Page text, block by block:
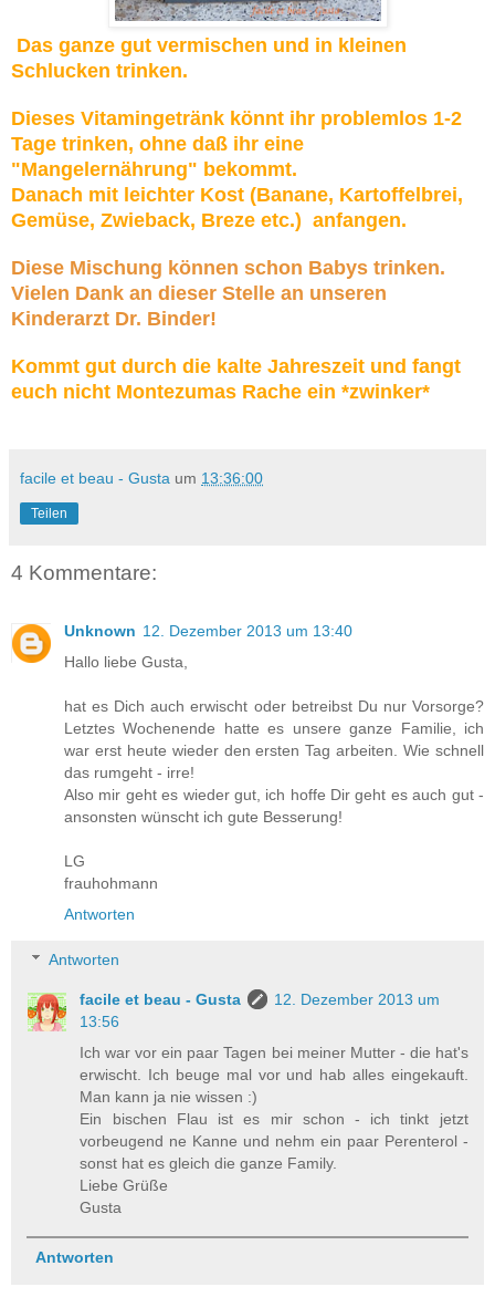
Das ganze gut vermischen und in kleinen
Schlucken trinken.
Dieses Vitamingetränk könnt ihr problemlos 1-2
Tage trinken, ohne daß ihr eine
"Mangelernährung" bekommt.
Danach mit leichter Kost (Banane, Kartoffelbrei,
Gemüse, Zwieback, Breze etc.) anfangen.
Diese Mischung können schon Babys trinken.
Vielen Dank an dieser Stelle an unseren
Kinderarzt Dr. Binder!
Kommt gut durch die kalte Jahreszeit und fangt
euch nicht Montezumas Rache ein *zwinker*
facile et beau - Gusta um 13:36:00
Teilen
4 Kommentare:
Unknown 12. Dezember 2013 um 13:40
Hallo liebe Gusta,
hat es Dich auch erwischt oder betreibst Du nur Vorsorge?
Letztes Wochenende hatte es unsere ganze Familie, ich
war erst heute wieder den ersten Tag arbeiten. Wie schnell
das rumgeht - irre!
Also mir geht es wieder gut, ich hoffe Dir geht es auch gut -
ansonsten wünscht ich gute Besserung!
LG
frauhohmann
Antworten
Antworten
facile et beau - Gusta
12. Dezember 2013 um
13:56
Ich war vor ein paar Tagen bei meiner Mutter - die hat's
erwischt. Ich beuge mal vor und hab alles eingekauft.
Man kann ja nie wissen :)
Ein bischen Flau ist es mir schon - ich tinkt jetzt
vorbeugend ne Kanne und nehm ein paar Perenterol -
sonst hat es gleich die ganze Family.
Liebe Grüße
Gusta
Antworten